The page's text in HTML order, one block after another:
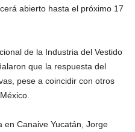
abierto hasta el próximo 17
de la Industria del Vestido
que la respuesta del
pese a coincidir con otros
en Canaive Yucatán, Jorge